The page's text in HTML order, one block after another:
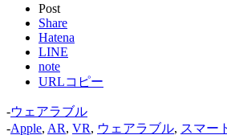
Post
Share
Hatena
LINE
note
URLコピー
-ウェアラブル
-Apple, AR, VR, ウェアラブル, スマー